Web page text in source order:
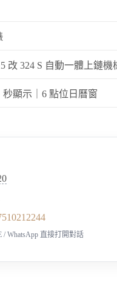
改 324 S 自動一體上鏈機
秒顯示｜6 點位日曆窗
WhatsApp 直接打開對話